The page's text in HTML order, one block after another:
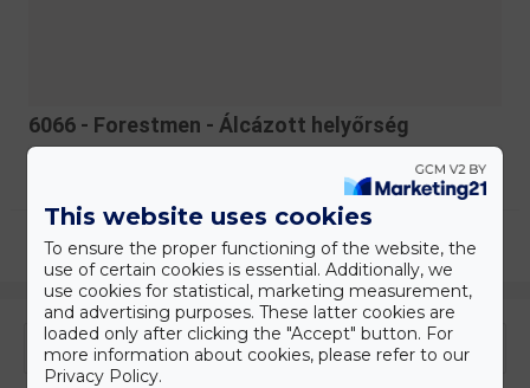
6066 - Forestmen - Álcázott helyőrség
This website uses cookies
To ensure the proper functioning of the website, the
use of certain cookies is essential. Additionally, we
use cookies for statistical, marketing measurement,
and advertising purposes. These latter cookies are
loaded only after clicking the "Accept" button. For
more information about cookies, please refer to our
Privacy Policy.